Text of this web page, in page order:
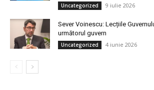
Uncategorized 9 iulie 2026
Sever Voinescu: Lecțiile
următorul guvern
Uncategorized 4 iunie 2026